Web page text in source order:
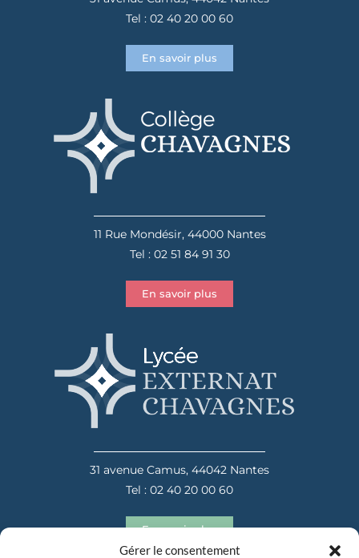
Gérer le consentement
Tel : 02 40 20 00 60
En savoir plus
11 Rue Mondésir, 44000 Nantes
Tel : 02 51 84 91 30
En savoir plus
31 avenue Camus, 44042 Nantes
Tel : 02 40 20 00 60
En savoir plus